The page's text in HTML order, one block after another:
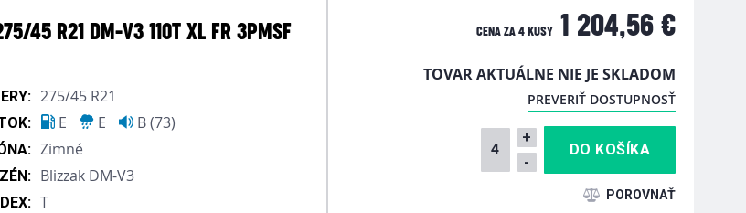
45 R21 DM-V3 110T XL FR 3PMSF
275/45 R21
E E B (73)
Zimné
Blizzak DM-V3
T
CENA ZA 4 KUSY 1 204,56 €
TOVAR AKTUÁLNE NIE JE SKLADOM
PREVERIŤ DOSTUPNOSŤ
+
-